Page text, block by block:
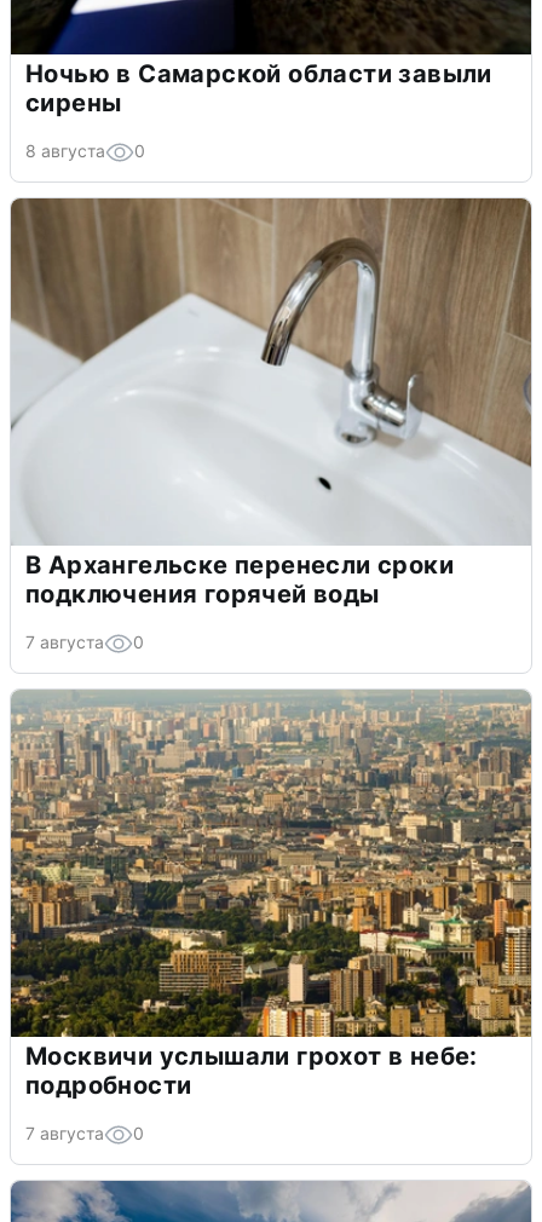
Ночью в Самарской области завыли
сирены
8 августа 0
В Архангельске перенесли сроки
подключения горячей воды
7 августа 0
Москвичи услышали грохот в небе:
подробности
7 августа 0